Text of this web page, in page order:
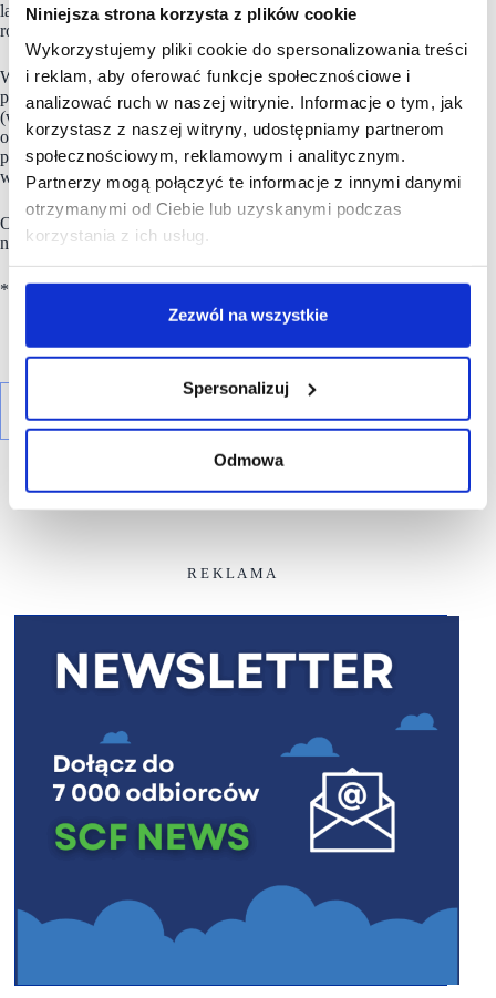
Niniejsza strona korzysta z plików cookie
Wykorzystujemy pliki cookie do spersonalizowania treści
i reklam, aby oferować funkcje społecznościowe i
analizować ruch w naszej witrynie. Informacje o tym, jak
korzystasz z naszej witryny, udostępniamy partnerom
społecznościowym, reklamowym i analitycznym.
Partnerzy mogą połączyć te informacje z innymi danymi
otrzymanymi od Ciebie lub uzyskanymi podczas
korzystania z ich usług.
Zezwól na wszystkie
Spersonalizuj
Odmowa
lat marka WITTCHEN jest jedną z najbardziej
rozpoznawalnych marek premium w Polsce.
Wg stanu na koniec marca 2025 roku, GrupaWITTCHEN
prowadziła sprzedaż poprzez własne e-sklepy w 8 krajach
(wliczając Polskę), 34 platformy marketplace w 23 krajach
oraz sieć ponad 100 salonów stacjonarnych funkcjonujących
pod markami WITTCHEN i WITTCHEN Travel. Posiada
własne centrum logistyczne w podwarszawskich Palmirach.
Od 2015 roku spółka WITTCHEN S.A.
jest notowana
na Giełdzie Papierów Wartościowych w Warszawie.
*
R E K L A M A